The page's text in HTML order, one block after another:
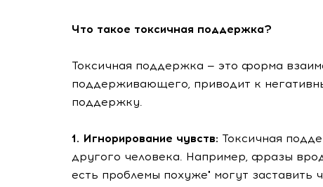
Что такое токсичная поддержка?
Токсичная поддержка — это форма
поддерживающего, приводит к
поддержку.
1. Игнорирование чувств: Токсичная
другого человека. Например, фразы
есть проблемы похуже" могут заставить